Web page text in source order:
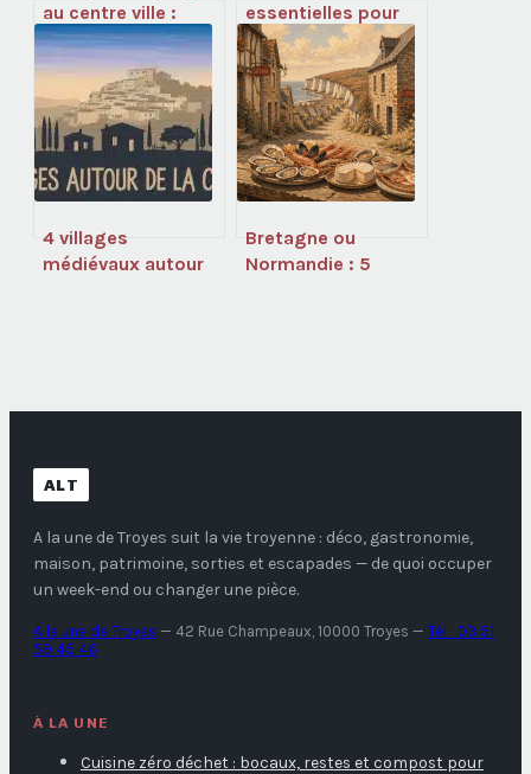
au centre ville :
tous les moyens
pour s’y rendre
essentielles pour
préparer et réussir
votre traversée
4 villages
médiévaux autour
Bretagne ou
Normandie : 5
ALT
A la une de Troyes suit la vie troyenne : déco, gastronomie,
maison, patrimoine, sorties et escapades — de quoi occuper
un week-end ou changer une pièce.
A la une de Troyes — 42 Rue Champeaux, 10000 Troyes — Tél : 03 51
59 45 46
À LA UNE
Cuisine zéro déchet : bocaux, restes et compost pour